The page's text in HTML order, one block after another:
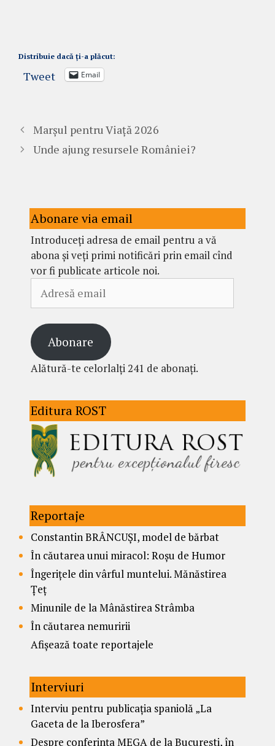
Distribuie dacă ți-a plăcut:
Tweet Email
Marșul pentru Viață 2026
Unde ajung resursele României?
Abonare via email
Introduceți adresa de email pentru a vă
abona și veți primi notificări prin email cînd
vor fi publicate articole noi.
email
Abonare
Alătură-te celorlalți 241 de abonați.
Editura ROST
Reportaje
Constantin BRÂNCUȘI, model de bărbat
În căutarea unui miracol: Roșu de Humor
Îngerițele din vârful muntelui. Mănăstirea
Țeț
Minunile de la Mânăstirea Strâmba
În căutarea nemuririi
Afișează toate reportajele
Interviuri
Interviu pentru publicația spaniolă „La
Gaceta de la Iberosfera”
Despre conferința MEGA de la București, în